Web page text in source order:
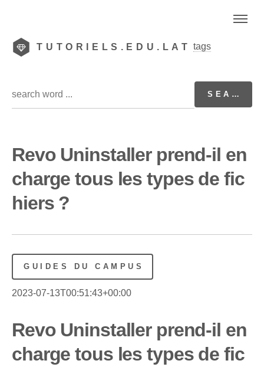
TUTORIELS.EDU.LAT tags
Revo Uninstaller prend-il en
charge tous les types de fic
hiers ?
GUIDES DU CAMPUS
2023-07-13T00:51:43+00:00
Revo Uninstaller prend-il en
charge tous les types de fic